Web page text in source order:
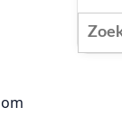
Zoeken
naar: